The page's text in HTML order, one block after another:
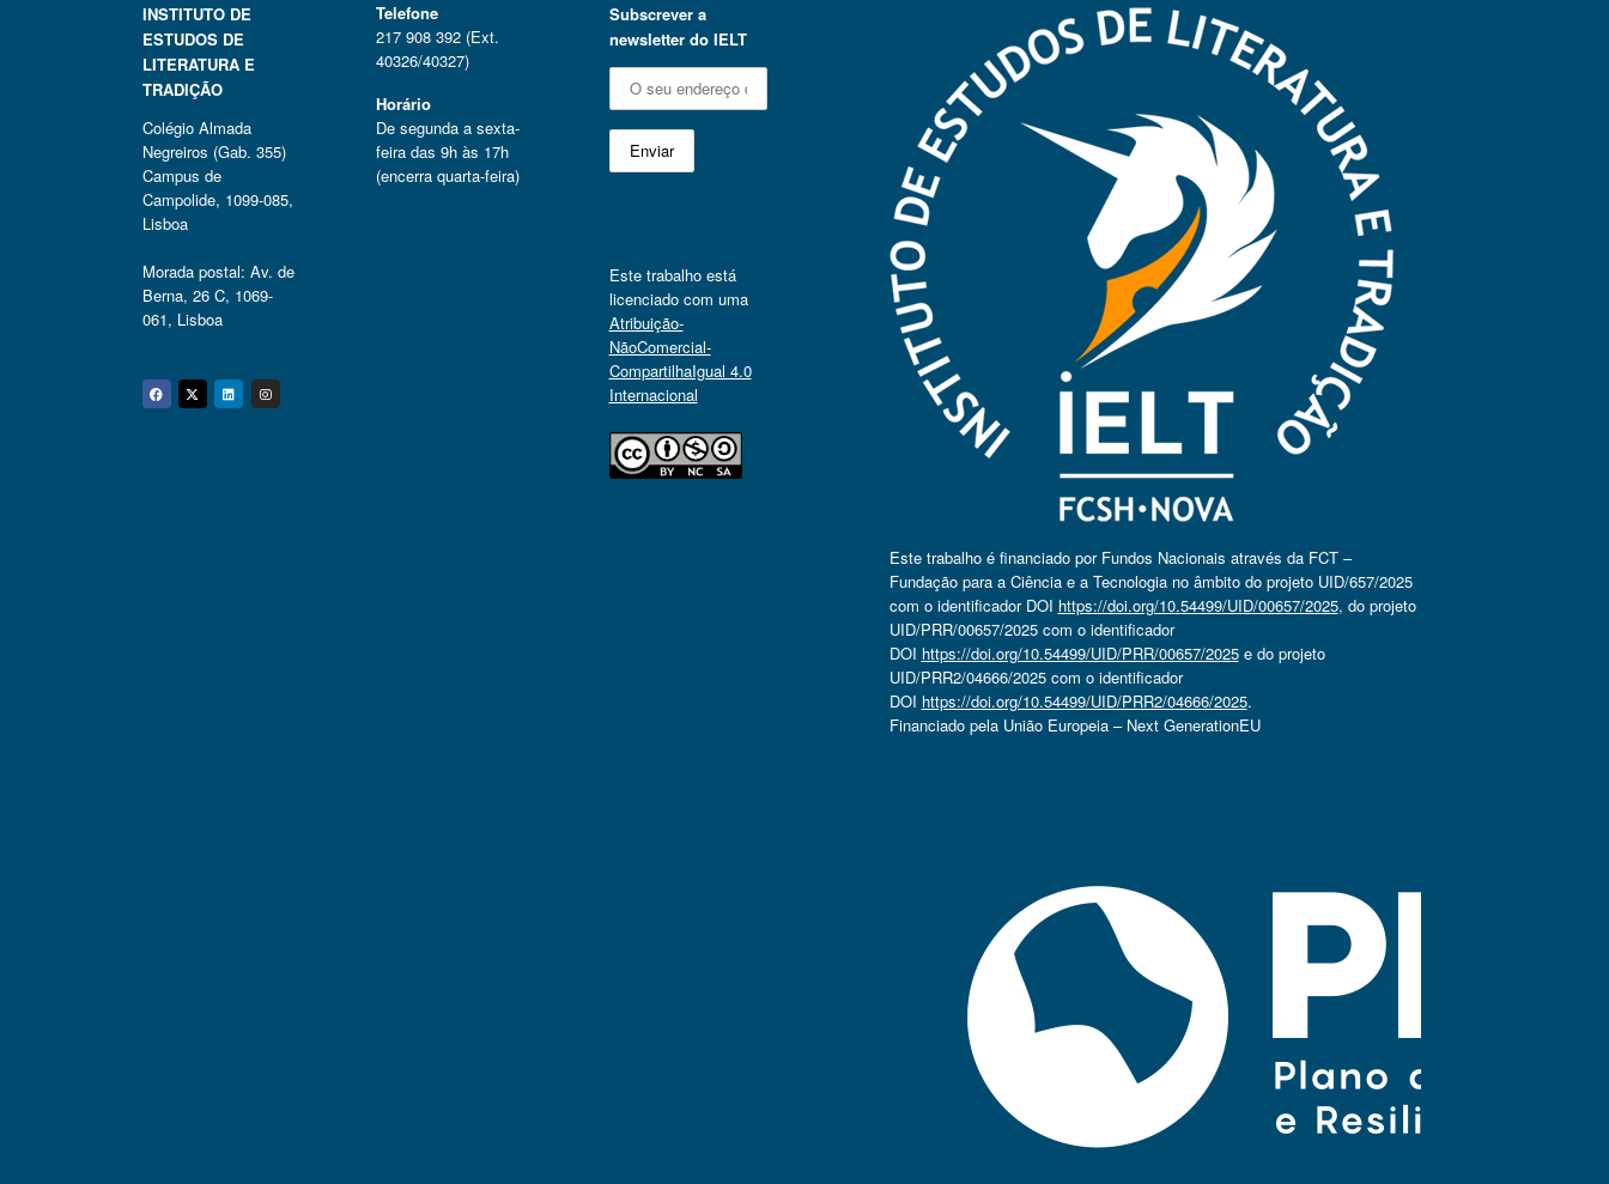
INSTITUTO DE
ESTUDOS DE
LITERATURA E
TRADIÇÃO
Colégio Almada
Negreiros (Gab. 355)
Campus de
Campolide, 1099-085,
Lisboa
Morada postal: Av. de
Berna, 26 C, 1069-
061, Lisboa
Facebook
Twitter
Linkedin
Instagram
Telefone
217 908 392 (Ext.
40326/40327)
Horário
De segunda a sexta-
feira das 9h às 17h
(encerra quarta-feira)
Subscrever a
newsletter do IELT
Este trabalho está
licenciado com uma
Atribuição-
NãoComercial-
CompartilhaIgual 4.0
Internacional
Este trabalho é financiado por Fundos Nacionais através da FCT –
Fundação para a Ciência e a Tecnologia no âmbito do projeto UID/657/2025
com o identificador DOI https://doi.org/10.54499/UID/00657/2025, do projeto
UID/PRR/00657/2025 com o identificador
DOI https://doi.org/10.54499/UID/PRR/00657/2025e do projeto
UID/PRR2/04666/2025 com o identificador
DOI https://doi.org/10.54499/UID/PRR2/04666/2025.
Financiado pela União Europeia – Next GenerationEU